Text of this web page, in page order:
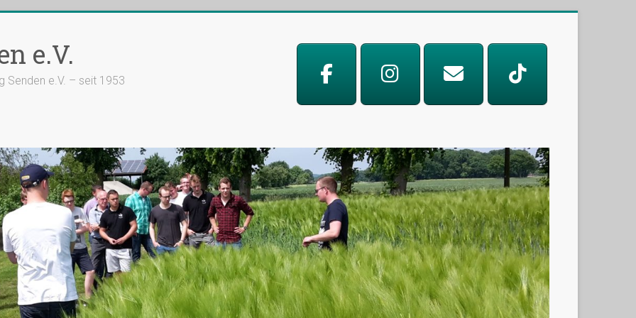
e.V.
Senden e.V. – seit 1953